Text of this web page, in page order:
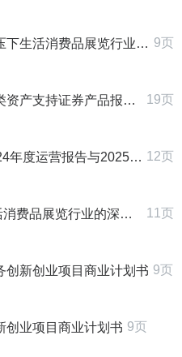
览行业影响评估与应对策略研究报告 9页
证券产品报告（2024年） 19页
运营报告与2025年度展望 12页
的深度探索与应用实践研究报告 11页
创新创业项目商业计划书 9页
创业项目商业计划书 9页